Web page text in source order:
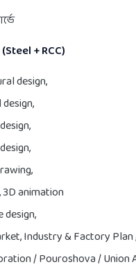
+ RCC)
design,
3D animation
design,
Industry & Factory
/ Pouroshova / Union